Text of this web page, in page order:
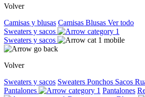
Volver
Camisas y blusas Camisas Blusas Ver todo
Sweaters y sacos
Sweaters y sacos
Volver
Sweaters y sacos Sweaters Ponchos Sacos
Pantalones
Pantalones